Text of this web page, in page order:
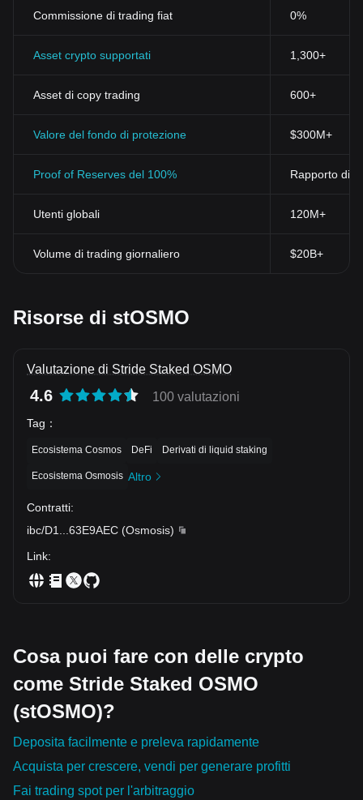
Commissione di trading fiat 0%
Asset crypto supportati 1,300+
Asset di copy trading 600+
Valore del fondo di protezione $300M+
Proof of Reserves del 100% Rapporto di
Utenti globali 120M+
Volume di trading giornaliero $20B+
Risorse di stOSMO
Valutazione di Stride Staked OSMO
4.6 100 valutazioni
Tag ：
Ecosistema Cosmos DeFi Derivati di liquid staking
Ecosistema Osmosis Altro
Contratti:
ibc/D1
63E9AEC (Osmosis)
Link:
Cosa puoi fare con delle crypto
come Stride Staked OSMO
(stOSMO)?
Deposita facilmente e preleva rapidamente
Acquista per crescere, vendi per generare profitti
Fai trading spot per l'arbitraggio